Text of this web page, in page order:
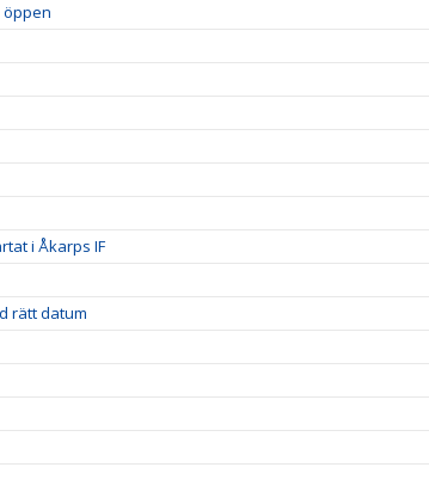
öppen
i Åkarps IF
rätt datum